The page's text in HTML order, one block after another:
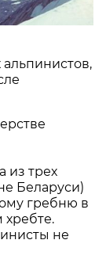
из трех
Беларуси)
гребню в
не